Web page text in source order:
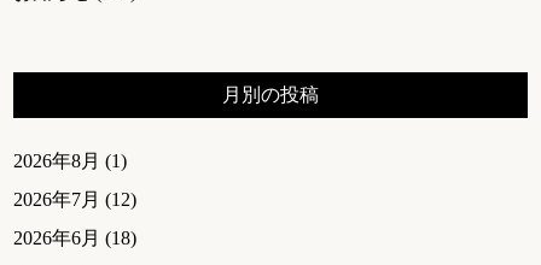
月別の投稿
2026年8月 (1)
2026年7月 (12)
2026年6月 (18)